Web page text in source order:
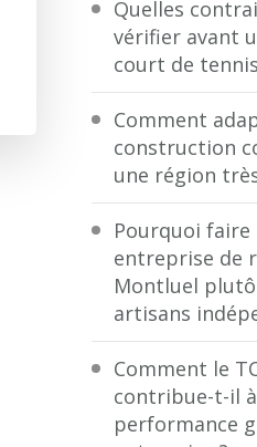
Quelles
vérifier avant
court de
Comment
construction
une région
Pourquoi faire
entreprise de
Montluel
artisans
Comment le
contribue-t-il
performance